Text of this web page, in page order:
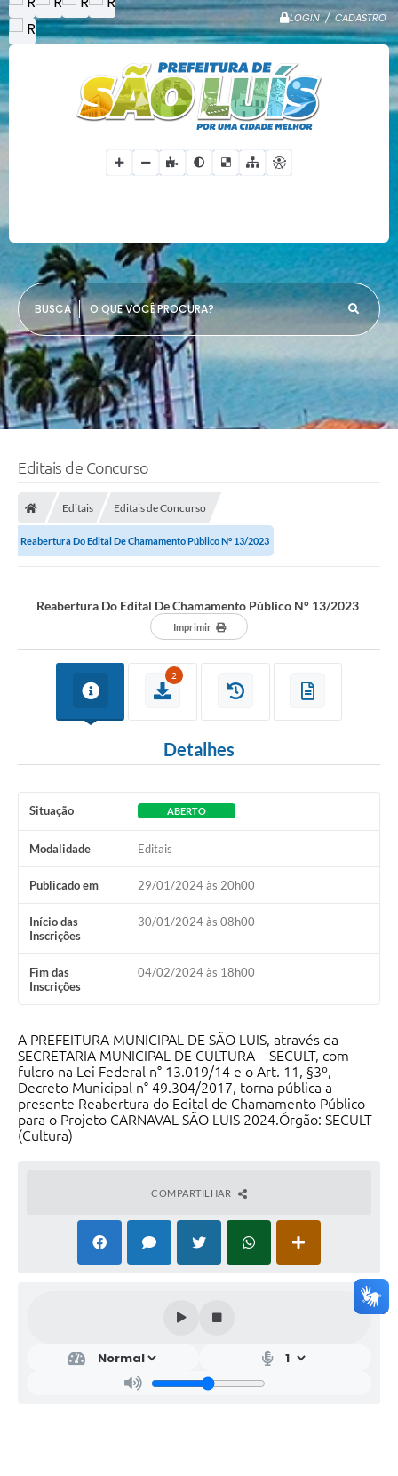
LOGIN / CADASTRO
O QUE VOCÊ PROCURA?
Editais de Concurso
Editais Editais de Concurso
Reabertura Do Edital De Chamamento Público N° 13/2023
Reabertura Do Edital De Chamamento Público N° 13/2023
Imprimir
2
Detalhes
Situação ABERTO
Modalidade Editais
Publicado em 29/01/2024 às 20h00
Início das
Inscrições
30/01/2024 às 08h00
Fim das
Inscrições
04/02/2024 às 18h00
A PREFEITURA MUNICIPAL DE SÃO LUIS, através da
SECRETARIA MUNICIPAL DE CULTURA – SECULT, com
fulcro na Lei Federal n° 13.019/14 e o Art. 11, §3º,
Decreto Municipal n° 49.304/2017, torna pública a
presente Reabertura do Edital de Chamamento Público
para o Projeto CARNAVAL SÃO LUIS 2024.Órgão: SECULT
(Cultura)
COMPARTILHAR